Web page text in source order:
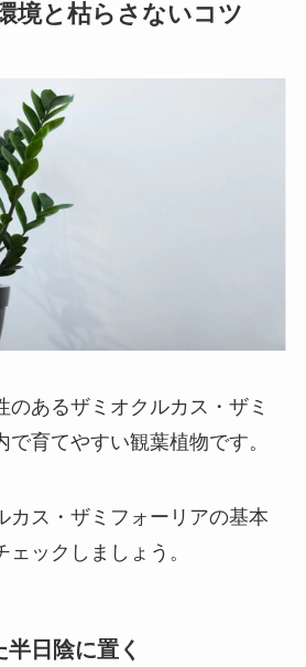
境と枯らさないコツ
のあるザミオクルカス・ザミ
で育てやすい観葉植物です。
カス・ザミフォーリアの基本
ックしましょう。
日陰に置く